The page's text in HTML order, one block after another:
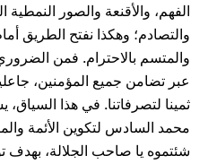
الفهم، والأقنعة والصور
والتصادم؛ وهكذا نفتح الطريق
والمتسم بالاحترام. فمن
عبر تضامن جميع المؤمنين،
ثمينا لتصرفاتنا. في هذا
محمد السادس لتكوين الأئمة
شئتموه يا صاحب الجلالة، بهدف